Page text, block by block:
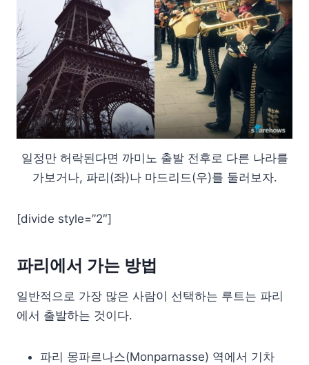
일정만 허락된다면 까미노 출발 전후로 다른 나라를
가보거나, 파리(좌)나 마드리드(우)를 둘러보자.
[divide style=”2″]
파리에서 가는 방법
일반적으로 가장 많은 사람이 선택하는 루트는 파리
에서 출발하는 것이다.
파리 몽파르나스(Monparnasse) 역에서 기차